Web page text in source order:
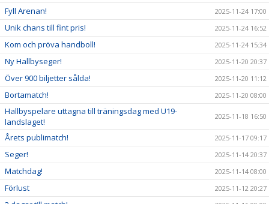
Fyll Arenan! 2025-11-24 17:00
Unik chans till fint pris! 2025-11-24 16:52
Kom och pröva handboll! 2025-11-24 15:34
Ny Hallbyseger! 2025-11-20 20:37
Över 900 biljetter sålda! 2025-11-20 11:12
Bortamatch! 2025-11-20 08:00
Hallbyspelare uttagna till träningsdag med U19-
landslaget!
2025-11-18 16:50
Årets publimatch! 2025-11-17 09:17
Seger! 2025-11-14 20:37
Matchdag! 2025-11-14 08:00
Förlust 2025-11-12 20:27